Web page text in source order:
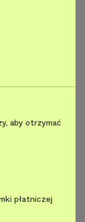
aby otrzymać
płatniczej